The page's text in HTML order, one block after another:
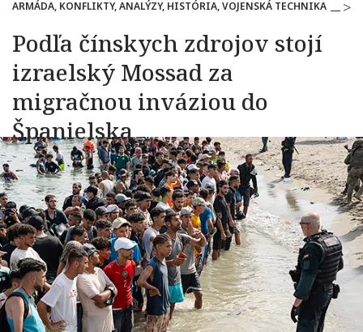
ARMÁDA, KONFLIKTY, ANALÝZY, HISTÓRIA, VOJENSKÁ TECHNIKA